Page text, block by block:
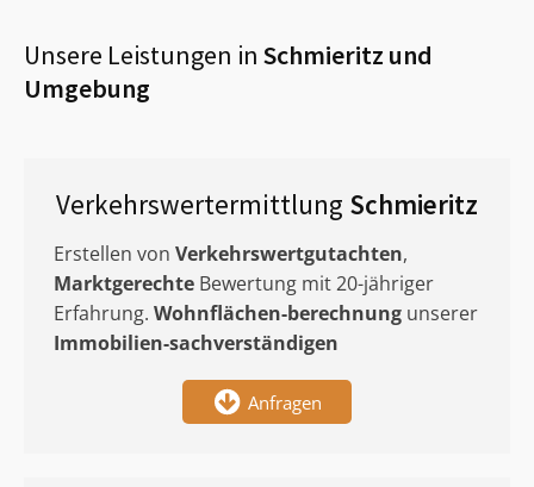
Unsere Leistungen in Schmieritz und
Umgebung
Verkehrswertermittlung Schmieritz
Erstellen von Verkehrswertgutachten,
Marktgerechte Bewertung mit 20-jähriger
Erfahrung. Wohnflächen-berechnung unserer
Immobilien-sachverständigen
Anfragen